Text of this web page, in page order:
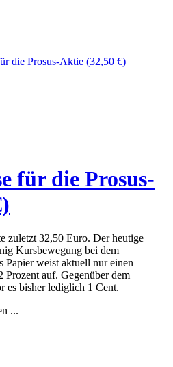
die Prosus-Aktie (32,50 €)
für die Prosus-
zuletzt 32,50 Euro. Der heutige
Kursbewegung bei dem
Papier weist aktuell nur einen
auf. Gegenüber dem
es bisher lediglich 1 Cent.
...